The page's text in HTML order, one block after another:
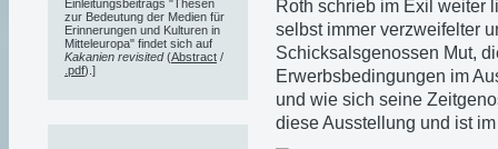
Roth schrieb im Exil weiter
selbst immer verzweifelter
Schicksalsgenossen Mut,
Erwerbsbedingungen im
und wie sich seine
diese Ausstellung und ist
Einleitungsbeitrags "Thesen
zur Bedeutung der Medien für
Erinnerungen und Kulturen in
Mitteleuropa" findet sich auf
Kakanien revisited(Abstract /
.pdf).]